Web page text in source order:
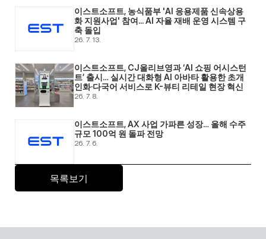
이스트소프트, 농식품부 'AI 응용제품 신속상용
화 지원사업' 참여... AI 자율 재배 운영 시스템 구
축 돌입
26. 7. 13.
이스트소프트, CJ올리브영과 ‘AI 쇼핑 어시스턴
트’ 출시… 실시간 대화형 AI 아바타 활용한 초개
인화·다국어 서비스로 K-뷰티 리테일 현장 혁신
26. 7. 8.
이스트소프트, AX 사업 가파른 성장… 올해 수주
규모 100억 원 돌파 전망
26. 7. 6.
목록보기